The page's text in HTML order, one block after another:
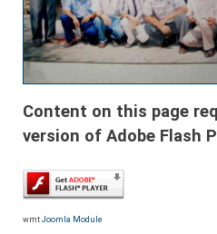
Content on this page
version of Adobe Flash
wmt Joomla Module